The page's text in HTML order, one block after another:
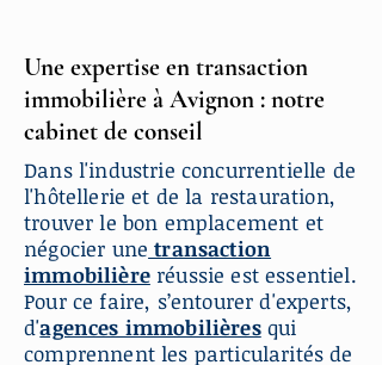
Une expertise en transaction
immobilière à Avignon : notre
cabinet de conseil
Dans l'industrie concurrentielle de
l'hôtellerie et de la restauration,
trouver le bon emplacement et
négocier une transaction
immobilièreréussie est essentiel.
Pour ce faire, s’entourer d'experts,
d'agences immobilièresqui
comprennent les particularités de